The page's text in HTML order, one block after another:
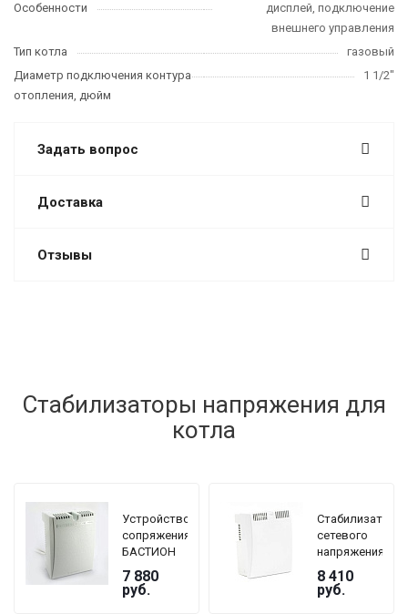
Особенности
дисплей, подключение
внешнего управления
Тип котла
газовый
Диаметр подключения контура
отопления, дюйм
1 1/2"
Задать вопрос
Доставка
Отзывы
Стабилизаторы напряжения для
котла
Устройство
сопряжения
БАСТИОН
TEPLOCOM
GF
7 880
руб.
Стабилизатор
сетевого
напряжения
TEPLOCOM
БАСТИОН
ST-1515
8 410
руб.